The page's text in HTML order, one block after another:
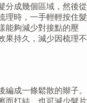
分成幾個區域，然後從
理時，一手輕輕按住髮
能夠減少對接點的壓
果持久，減少因梳理不
成一條鬆散的辮子。
而打結，也可減少髮片